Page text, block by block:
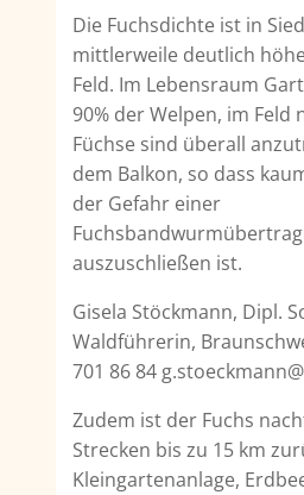
Die Fuchsdichte ist in
mittlerweile deutlich
Feld. Im Le­bensraum
90% der Welpen, im Feld
Füchse sind überall
dem Balkon, so dass
der Gefahr einer
auszuschließen ist.
Gisela Stöckmann, Dipl.
Waldführerin,
701 86 84
Zudem ist der Fuchs
Strecken bis zu 15 km
Kleingartenan­lage,